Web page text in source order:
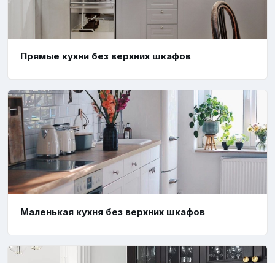
Прямые кухни без верхних шкафов
Маленькая кухня без верхних шкафов